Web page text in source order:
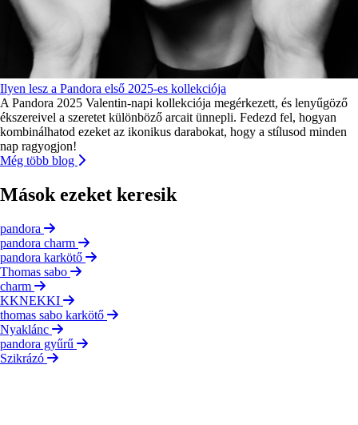
Ilyen lesz a Pandora első 2025-es kollekciója
A Pandora 2025 Valentin-napi kollekciója megérkezett, és lenyűgöző
ékszereivel a szeretet különböző arcait ünnepli. Fedezd fel, hogyan
kombinálhatod ezeket az ikonikus darabokat, hogy a stílusod minden
nap ragyogjon!
Még több blog
Mások ezeket keresik
pandora
pandora charm
pandora karkötő
Thomas sabo
charm
KKNEKKI
thomas sabo karkötő
Nyaklánc
pandora gyűrű
Szikrázó